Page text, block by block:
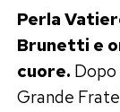
Perla
Brunetti e
cuore.
Grande